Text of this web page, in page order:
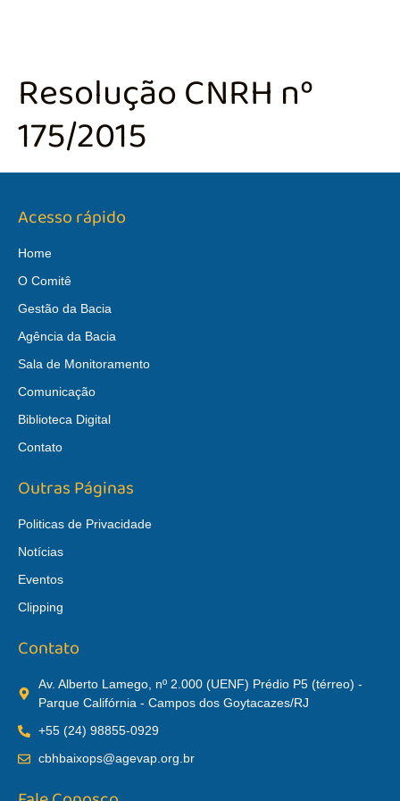
Resolução CNRH nº
175/2015
Acesso rápido
Home
O Comitê
Gestão da Bacia
Agência da Bacia
Sala de Monitoramento
Comunicação
Biblioteca Digital
Contato
Outras Páginas
Politicas de Privacidade
Notícias
Eventos
Clipping
Contato
Av. Alberto Lamego, nº 2.000 (UENF) Prédio P5 (térreo) -
Parque Califórnia - Campos dos Goytacazes/RJ
+55 (24) 98855-0929
cbhbaixops@agevap.org.br